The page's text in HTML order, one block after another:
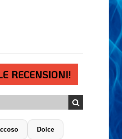
RECENSIONI!
Dolce